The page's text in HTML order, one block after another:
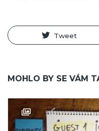
Tweet
MOHLO BY SE VÁM